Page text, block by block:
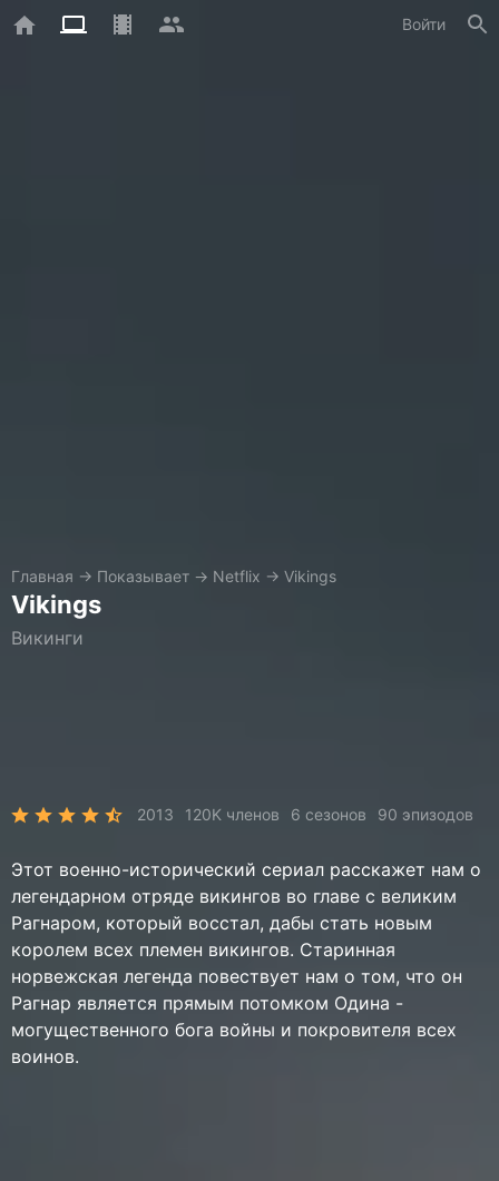
Войти
Главная → Показывает → Netflix → Vikings
Vikings
Викинги
2013 120K членов 6 сезонов 90 эпизодов
Этот военно-исторический сериал расскажет нам о
легендарном отряде викингов во главе с великим
Рагнаром, который восстал, дабы стать новым
королем всех племен викингов. Старинная
норвежская легенда повествует нам о том, что он
Рагнар является прямым потомком Одина -
могущественного бога войны и покровителя всех
воинов.